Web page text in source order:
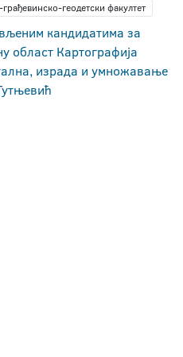
геодетски факултет
кандидатима за
област Картографија
израда и умножавање